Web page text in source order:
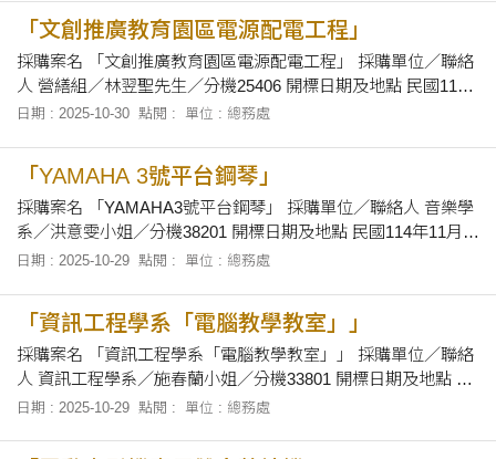
關文件。
「文創推廣教育園區電源配電工程」
採購案名 「文創推廣教育園區電源配電工程」 採購單位／聯絡
人 營繕組／林翌聖先生／分機25406 開標日期及地點 民國114
年11月7日上午10時30分正，在本校總務處會議室當眾開標。
標有關文件。
日期 : 2025-10-30 點閱 : 單位 : 總務處
「YAMAHA 3號平台鋼琴」
採購案名 「YAMAHA3號平台鋼琴」 採購單位／聯絡人 音樂學
系／洪意雯小姐／分機38201 開標日期及地點 民國114年11月7
日上午10時20分正，在本校總務處會議室當眾開標。 招標文件
系館M
日期 : 2025-10-29 點閱 : 單位 : 總務處
「資訊工程學系「電腦教學教室」」
採購案名 「資訊工程學系「電腦教學教室」」 採購單位／聯絡
人 資訊工程學系／施春蘭小姐／分機33801 開標日期及地點 民
國114年11月7日上午10時正，在本校總務處會議室當眾開標。
日期 : 2025-10-29 點閱 : 單位 : 總務處